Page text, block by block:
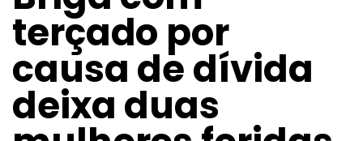
terçado por
causa de dívida
deixa duas